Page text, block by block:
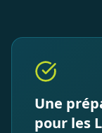
Une
pour les